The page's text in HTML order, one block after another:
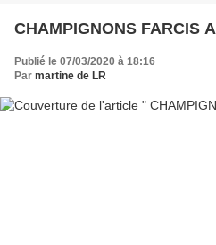
CHAMPIGNONS FARCIS
Publié le 07/03/2020 à 18:16
Par martine de LR